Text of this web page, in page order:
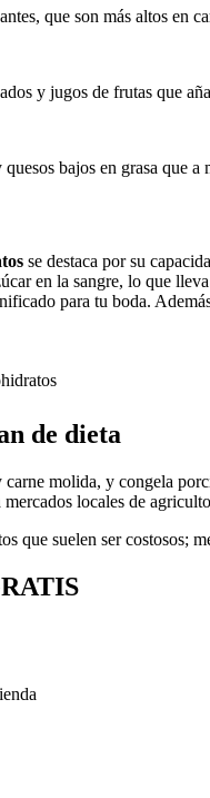
que son más altos en
y jugos de frutas que
bajos en grasa que
se destaca por su
en la sangre, lo que
para tu boda.
de dieta
molida, y congela
locales de
que suelen ser costosos;